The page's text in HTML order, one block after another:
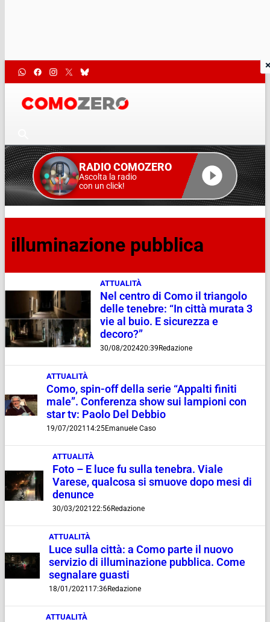
RADIO COMOZERO
Ascolta la radio
con un click!
illuminazione pubblica
ATTUALITÀ
Nel centro di Como il triangolo
delle tenebre: “In città murata 3
vie al buio. E sicurezza e
decoro?”
30/08/202420:39Redazione
ATTUALITÀ
Como, spin-off della serie “Appalti finiti
male”. Conferenza show sui lampioni con
star tv: Paolo Del Debbio
19/07/2021 14:25Emanuele Caso
ATTUALITÀ
Foto – E luce fu sulla tenebra. Viale
Varese, qualcosa si smuove dopo mesi di
denunce
30/03/202122:56Redazione
ATTUALITÀ
Luce sulla città: a Como parte il nuovo
servizio di illuminazione pubblica. Come
segnalare guasti
18/01/2021 17:36Redazione
ATTUALITÀ